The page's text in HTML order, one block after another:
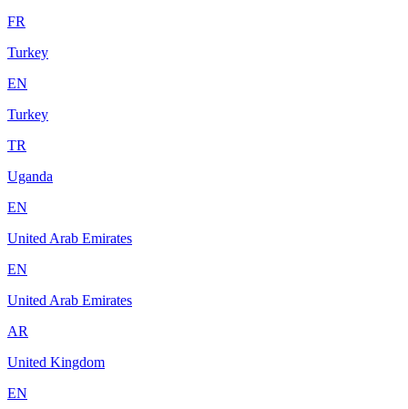
FR
Turkey
EN
Turkey
TR
Uganda
EN
United Arab Emirates
EN
United Arab Emirates
AR
United Kingdom
EN